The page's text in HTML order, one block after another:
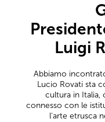
Luigi
Abbiamo
Lucio Rovati sta
cultura in Italia,
connesso con le
l'arte etrusca